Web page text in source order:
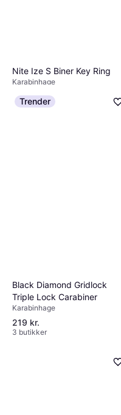
Nite Ize S Biner Key Ring
Karabinhage
90 kr.
Eller 3 betalinger af 30 kr.
Trender
Black Diamond Gridlock
Triple Lock Carabiner
Karabinhage
219 kr.
3 butikker